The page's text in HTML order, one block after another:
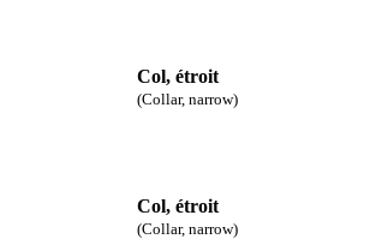
Col, étroit
(Collar, narrow)
Col, étroit
(Collar, narrow)